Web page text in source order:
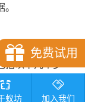
括以下几个步
免费试用
蚁坊 加入我们